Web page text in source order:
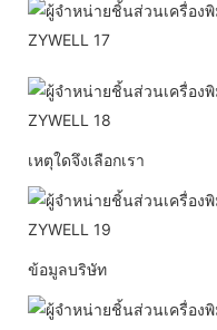
เหตุใดจึงเลือกเรา
ข้อมูลบริษัท